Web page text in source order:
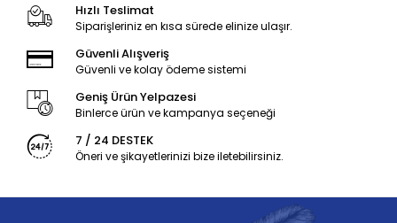
Hızlı Teslimat
Siparişleriniz en kısa sürede elinize ulaşır.
Güvenli Alışveriş
Güvenli ve kolay ödeme sistemi
Geniş Ürün Yelpazesi
Binlerce ürün ve kampanya seçeneği
7 / 24 DESTEK
Öneri ve şikayetlerinizi bize iletebilirsiniz.